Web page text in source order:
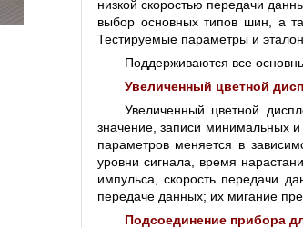
низкой скоростью передачи
выбор основных типов шин, а
Тестируемые параметры и
Поддерживаются все
Увеличенный цветной
Увеличенный цветной
значение, записи минимальных
параметров меняется в
уровни сигнала, время
импульса, скорость передачи
передаче данных; их мигание
Подсоединение прибора